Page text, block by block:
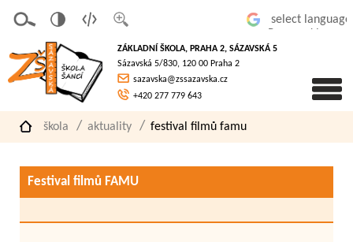
písmo
á
verze
pro
slaboz
raké
ZÁKLADNÍ ŠKOLA, PRAHA 2, SÁZAVSKÁ 5
Sázavská 5/830, 120 00 Praha 2
sazavska@zssazavska.cz
+420 277 779 643
škola aktuality festival filmů famu
Festival filmů FAMU